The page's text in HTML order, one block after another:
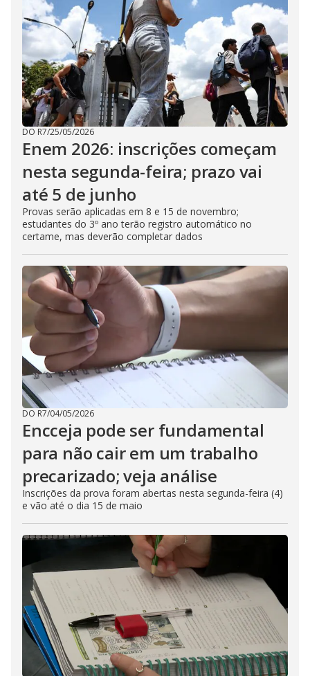
DO R7/25/05/2026
Enem 2026: inscrições começam
nesta segunda-feira; prazo vai
até 5 de junho
Provas serão aplicadas em 8 e 15 de novembro;
estudantes do 3º ano terão registro automático no
certame, mas deverão completar dados
DO R7/04/05/2026
Encceja pode ser fundamental
para não cair em um trabalho
precarizado; veja análise
Inscrições da prova foram abertas nesta segunda-feira (4)
e vão até o dia 15 de maio